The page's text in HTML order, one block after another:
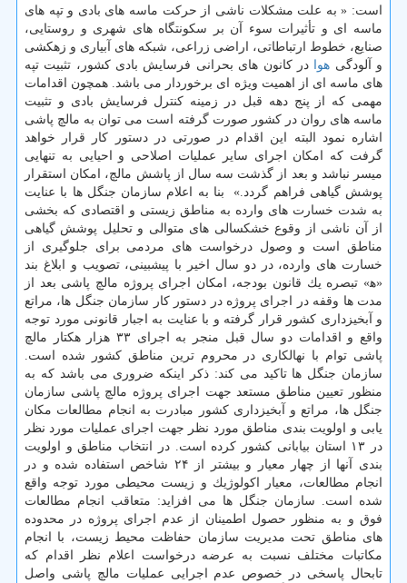
است: « به علت مشكلات ناشی از حركت ماسه های بادی و تپه های
ماسه ای و تأثیرات سوء آن بر سكونتگاه های شهری و ‏روستایی،
صنایع، خطوط ارتباطاتی، اراضی زراعی، شبكه های آبیاری و زهكشی
و آلودگی هوا در كانون های بحرانی ‏فرسایش بادی كشور، تثبیت تپه
های ماسه ای از اهمیت ویژه ای برخوردار می باشد. همچون اقدامات
مهمی كه از پنج دهه قبل در زمینه كنترل فرسایش بادی ‏و تثبیت
ماسه های روان در كشور صورت گرفته است می توان به مالچ پاشی
اشاره نمود البته این اقدام در صورتی در دستور ‏كار قرار خواهد
گرفت كه امكان اجرای سایر عملیات اصلاحی و احیایی به تنهایی
میسر نباشد و بعد از گذشت سه سال از ‏پاشش مالچ، امكان استقرار
پوشش گیاهی فراهم گردد.» ‏ بنا به اعلام سازمان جنگل ها با عنایت
به شدت خسارت های وارده به مناطق زیستی و اقتصادی كه بخشی
از آن ناشی از وقوع خشكسالی های متوالی و ‏تحلیل پوشش گیاهی
مناطق است و وصول درخواست های مردمی برای جلوگیری از
خسارت های وارده، در دو سال ‏اخیر با پیشبینی، تصویب و ابلاغ بند
«ﻫ» تبصره یك قانون بودجه، امكان اجرای پروژه مالچ پاشی بعد از
مدت ها وقفه در ‏اجرای پروژه در دستور كار سازمان جنگل ها، مراتع
و آبخیزداری كشور قرار گرفته و با عنایت به اجبار قانونی مورد توجه
واقع ‏و اقدامات دو سال قبل منجر به اجرای ۳۳ هزار هكتار مالچ
پاشی توام با نهالكاری در محروم ترین مناطق كشور شده ‏است.
سازمان جنگل ها تاكید می كند: ذكر اینكه ضروری می باشد كه به
منظور تعیین مناطق مستعد جهت اجرای پروژه مالچ پاشی سازمان
‏جنگل ها، مراتع و آبخیزداری كشور مبادرت به انجام مطالعات مكان
یابی و اولویت بندی مناطق مورد نظر جهت اجرای ‏عملیات مورد نظر
در ۱۳ استان بیابانی كشور كرده است. در انتخاب مناطق و اولویت
بندی آنها از چهار معیار و بیشتر از ‏۲۴ شاخص استفاده شده و در
انجام مطالعات، معیار اكولوژیك و زیست محیطی مورد توجه واقع
شده است.‏ سازمان جنگل ها می افزاید: متعاقب انجام مطالعات
فوق و به منظور حصول اطمینان از عدم اجرای پروژه در محدوده
های مناطق تحت ‏مدیریت سازمان حفاظت محیط زیست، با انجام
مكاتبات مختلف نسبت به عرضه درخواست اعلام نظر اقدام كه
تابحال ‏پاسخی در خصوص عدم اجرایی عملیات مالچ پاشی واصل